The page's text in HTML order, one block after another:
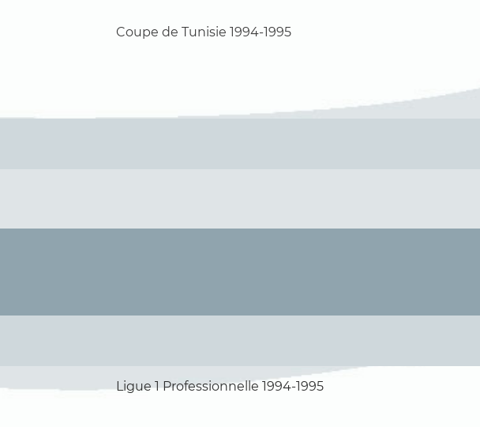
Coupe de Tunisie 1994-1995
Ligue 1 Professionnelle 1994-1995